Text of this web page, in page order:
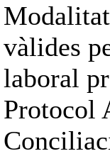
vàlides
laboral
Protocol